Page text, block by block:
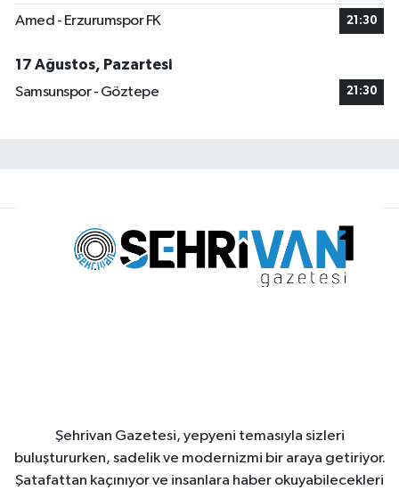
Amed - Erzurumspor FK 21:30
17 Ağustos, Pazartesi
Samsunspor - Göztepe
21:30
Şehrivan Gazetesi, yepyeni temasıyla sizleri
buluştururken, sadelik ve modernizmi bir araya getiriyor.
Şatafattan kaçınıyor ve insanlara haber okuyabilecekleri